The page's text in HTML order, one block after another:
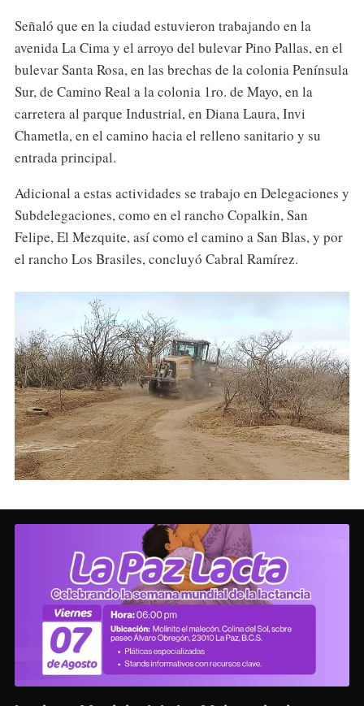
Señaló que en la ciudad estuvieron trabajando en la
avenida La Cima y el arroyo del bulevar Pino Pallas, en el
bulevar Santa Rosa, en las brechas de la colonia Península
Sur, de Camino Real a la colonia 1ro. de Mayo, en la
carretera al parque Industrial, en Diana Laura, Invi
Chametla, en el camino hacia el relleno sanitario y su
entrada principal.
Adicional a estas actividades se trabajo en Delegaciones y
Subdelegaciones, como en el rancho Copalkin, San
Felipe, El Mezquite, así como el camino a San Blas, y por
el rancho Los Brasiles, concluyó Cabral Ramírez.